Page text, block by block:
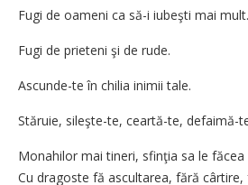
Fugi de oameni ca să-i iubeşti mai mult.
Fugi de prieteni şi de rude.
Ascunde-te în chilia inimii tale.
Stăruie, sileşte-te, ceartă-te, defaimă-
Monahilor mai tineri, sfinţia sa le
Cu dragoste fă ascultarea, fără